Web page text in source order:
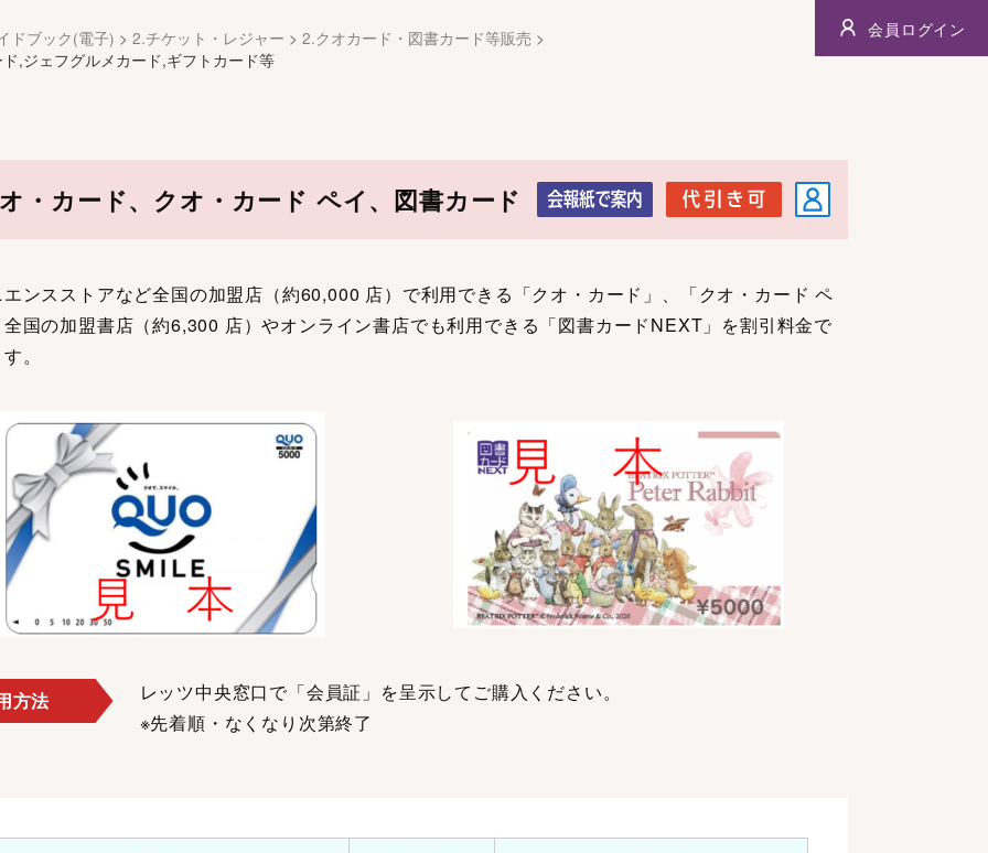
会員ログイン
ドブック(電子) >2.チケット・レジャー >2.クオカード・図書カード等販売 >
,ジェフグルメカード,ギフトカード等
・カード、クオ・カード ペイ、図書カード
ンスストアなど全国の加盟店（約60,000 店）で利用できる「クオ・カード」、「クオ・カード ペ
国の加盟書店（約6,300 店）やオンライン書店でも利用できる「図書カードNEXT」を割引料金で
。
方法
レッツ中央窓口で「会員証」を呈示してご購入ください。
※先着順・なくなり次第終了